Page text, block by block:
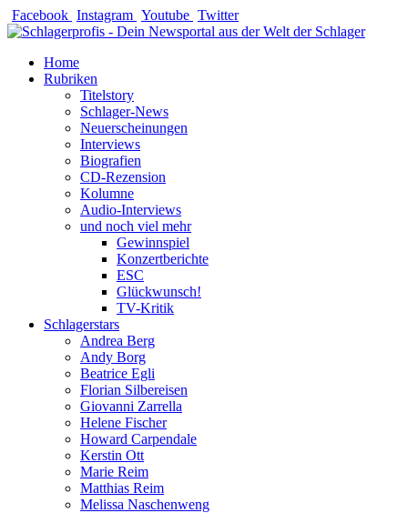
Zum
Inhalt
Facebook Instagram Youtube Twitter
Home
Rubriken
Titelstory
Schlager-News
Neuerscheinungen
Interviews
Biografien
CD-Rezension
Kolumne
Audio-Interviews
und noch viel mehr
Gewinnspiel
Konzertberichte
ESC
Glückwunsch!
TV-Kritik
Schlagerstars
Andrea Berg
Andy Borg
Beatrice Egli
Florian Silbereisen
Giovanni Zarrella
Helene Fischer
Howard Carpendale
Kerstin Ott
Marie Reim
Matthias Reim
Melissa Naschenweng